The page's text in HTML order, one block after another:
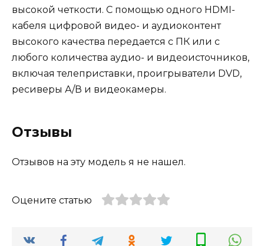
высокой четкости. С помощью одного HDMI-
кабеля цифровой видео- и аудиоконтент
высокого качества передается с ПК или с
любого количества аудио- и видеоисточников,
включая телеприставки, проигрыватели DVD,
ресиверы А/В и видеокамеры.
Отзывы
Отзывов на эту модель я не нашел.
Оцените статью